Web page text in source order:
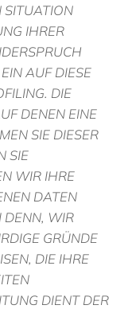
SITUATION
IHRER
AUF DIESE
DIE
DENEN EINE
SIE DIESER
SIE
WIR IHRE
DATEN
DENN, WIR
GRÜNDE
DIE IHRE
DIENT DER